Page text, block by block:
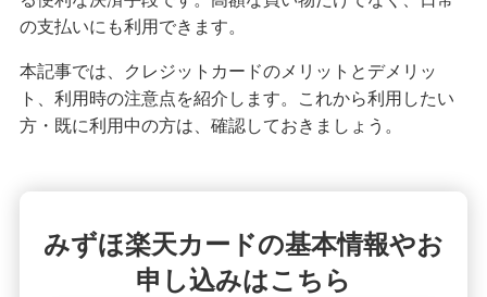
クレジットカードの解約前に確認すること・手続
方法は？メリット・デメリットも解説
クレジットカードの更新時にするべきことは？新
しいカードが届かない原因も解説
クレジットカードが使えない！よくある原因や解
決策を紹介
の支払いにも利用できます。
本記事では、クレジットカードのメリットとデメリッ
ト、利用時の注意点を紹介します。これから利用したい
方・既に利用中の方は、確認しておきましょう。
みずほ楽天カードの基本情報やお
申し込みはこちら